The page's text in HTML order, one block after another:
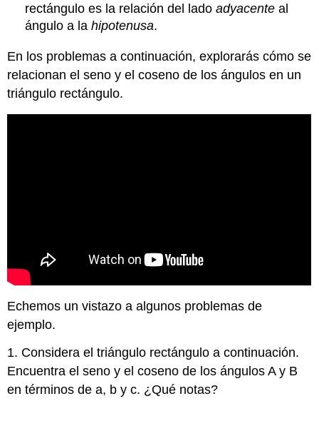
rectángulo es la relación del ladoadyacente al
ángulo a lahipotenusa.
En los problemas a continuación, explorarás cómo se
relacionan el seno y el coseno de los ángulos en un
triángulo rectángulo.
Echemos un vistazo a algunos problemas de
ejemplo.
1. Considera el triángulo rectángulo a continuación.
Encuentra el seno y el coseno de los ángulos A y B
en términos de a, b y c. ¿Qué notas?